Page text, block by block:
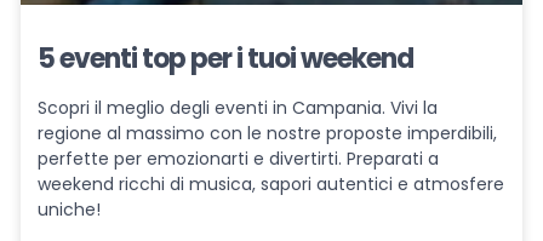
5 eventi top per i tuoi weekend
Scopri il meglio degli eventi in Campania. Vivi la
regione al massimo con le nostre proposte imperdibili,
perfette per emozionarti e divertirti. Preparati a
weekend ricchi di musica, sapori autentici e atmosfere
uniche!